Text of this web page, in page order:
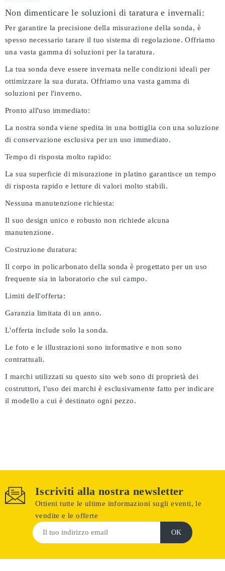
Non dimenticare le soluzioni di taratura e invernali:
Per garantire la precisione della misurazione della sonda, è
spesso necessario tarare il tuo sistema di regolazione. Offriamo
una vasta gamma di soluzioni per la taratura.
La tua sonda deve essere invernata nelle condizioni ideali per
ottimizzare la sua durata. Offriamo una vasta gamma di
soluzioni per l'inverno.
Pronto all'uso immediato:
La nostra sonda viene spedita in una bottiglia con una soluzione
di conservazione esclusiva per un uso immediato.
Tempo di risposta molto rapido:
La sua superficie di misurazione in platino garantisce un tempo
di risposta rapido e letture di valori molto stabili.
Nessuna manutenzione richiesta:
Il suo design unico e robusto non richiede alcuna
manutenzione.
Costruzione duratura:
Il corpo in policarbonato della sonda è progettato per un uso
frequente sia in laboratorio che sul campo.
Limiti dell'offerta:
Garanzia limitata di un anno.
L'offerta include solo la sonda.
Le foto e le illustrazioni sono informative e non sono
contrattuali.
I marchi utilizzati su questo sito web sono di proprietà dei
costruttori, l'uso dei marchi è esclusivamente fatto per indicare
il modello a cui è destinato ogni pezzo.
Iscriviti alla nostra newsletter
Ottieni tutte le ultime informazioni sugli eventi, le
vendite e le offerte